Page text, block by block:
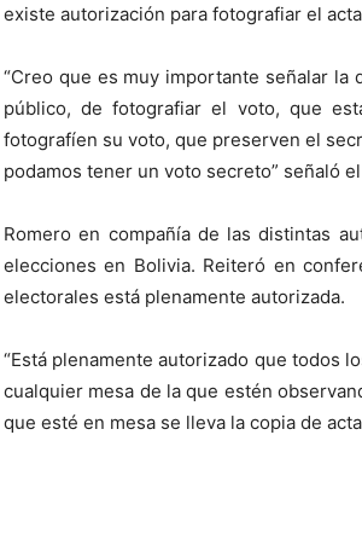
existe autorización para fotografiar el
“Creo que es muy importante señalar
público, de fotografiar el voto, que
fotografíen su voto, que preserven el
podamos tener un voto secreto” señaló
Romero en compañía de las distintas
elecciones en Bolivia. Reiteró en
electorales está plenamente autorizada.
“Está plenamente autorizado que todos
cualquier mesa de la que estén
que esté en mesa se lleva la copia de